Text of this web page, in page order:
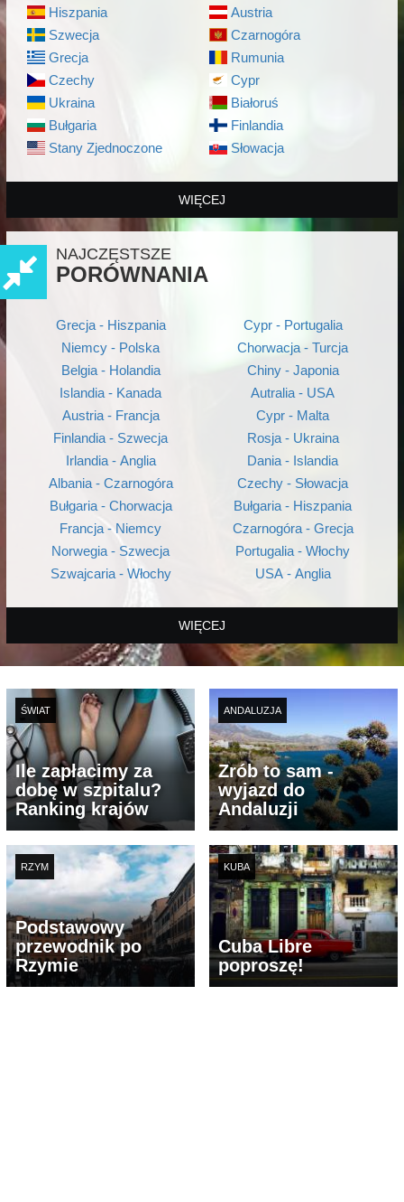
Hiszpania
Szwecja
Grecja
Czechy
Ukraina
Bułgaria
Stany Zjednoczone
Austria
Czarnogóra
Rumunia
Cypr
Białoruś
Finlandia
Słowacja
WIĘCEJ
NAJCZĘSTSZE
PORÓWNANIA
Grecja - Hiszpania
Niemcy - Polska
Belgia - Holandia
Islandia - Kanada
Austria - Francja
Finlandia - Szwecja
Irlandia - Anglia
Albania - Czarnogóra
Bułgaria - Chorwacja
Francja - Niemcy
Norwegia - Szwecja
Szwajcaria - Włochy
Cypr - Portugalia
Chorwacja - Turcja
Chiny - Japonia
Autralia - USA
Cypr - Malta
Rosja - Ukraina
Dania - Islandia
Czechy - Słowacja
Bułgaria - Hiszpania
Czarnogóra - Grecja
Portugalia - Włochy
USA - Anglia
WIĘCEJ
ŚWIAT
Ile zapłacimy za
dobę w szpitalu?
Ranking krajów
ANDALUZJA
Zrób to sam -
wyjazd do
Andaluzji
RZYM
Podstawowy
przewodnik po
Rzymie
KUBA
Cuba Libre
poproszę!